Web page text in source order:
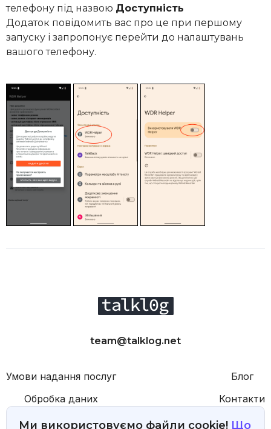
телефону під назвою Доступнiсть
Додаток повідомить вас про це при першому
запуску і запропонує перейти до налаштувань
вашого телефону.
Умови надання послуг
Обробка даних
Обробка файлів cookie
Блог
Контакти
B2B
team@talklog.net
Ми використовуємо файли cookie! Що